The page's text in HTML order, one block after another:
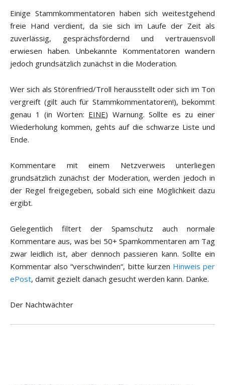
Einige Stammkommentatoren haben sich weitestgehend
freie Hand verdient, da sie sich im Laufe der Zeit als
zuverlässig, gesprächsfördernd und vertrauensvoll
erwiesen haben. Unbekannte Kommentatoren wandern
jedoch grundsätzlich zunächst in die Moderation.
Wer sich als Störenfried/Troll herausstellt oder sich im Ton
vergreift (gilt auch für Stammkommentatoren!), bekommt
genau 1 (in Worten: EINE) Warnung. Sollte es zu einer
Wiederholung kommen, gehts auf die schwarze Liste und
Ende.
Kommentare mit einem Netzverweis unterliegen
grundsätzlich zunächst der Moderation, werden jedoch in
der Regel freigegeben, sobald sich eine Möglichkeit dazu
ergibt.
Gelegentlich filtert der Spamschutz auch normale
Kommentare aus, was bei 50+ Spamkommentaren am Tag
zwar leidlich ist, aber dennoch passieren kann. Sollte ein
Kommentar also “verschwinden“, bitte kurzen Hinweis per
ePost, damit gezielt danach gesucht werden kann. Danke.
Der Nachtwächter